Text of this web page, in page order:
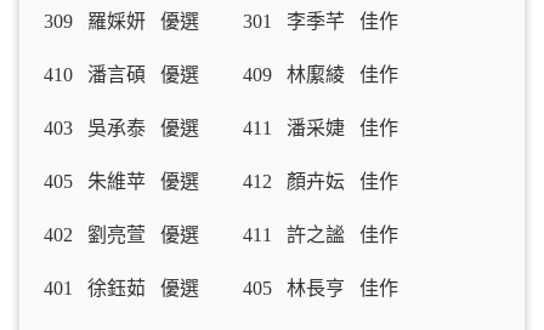
309 羅婇妍 優選 301 李季芊 佳作
410 潘言碩 優選 409 林緳綾 佳作
403 吳承泰 優選 411 潘采婕 佳作
405 朱維苹 優選 412 顏卉妘 佳作
402 劉亮萱 優選 411 許之謐 佳作
401 徐鈺茹 優選 405 林長亨 佳作